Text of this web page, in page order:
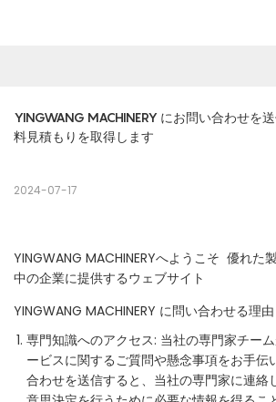
YINGWANG MACHINERY にお問い合わせを
料見積もりを取得します
2024-07-17
YINGWANG MACHINERYへようこそ 優れた
中の企業に提供するウェブサイト
YINGWANG MACHINERY に問い合わせる理由
専門知識へのアクセス: 当社の専門家チー
ービスに関するご質問や懸念事項をお手伝
合わせを送信すると、当社の専門家に連絡